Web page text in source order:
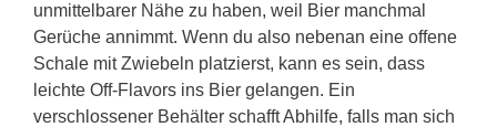
unmittelbarer Nähe zu haben, weil Bier manchmal
Gerüche annimmt. Wenn du also nebenan eine offene
Schale mit Zwiebeln platzierst, kann es sein, dass
leichte Off-Flavors ins Bier gelangen. Ein
verschlossener Behälter schafft Abhilfe, falls man sich